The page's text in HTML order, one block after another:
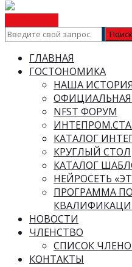
ГЛАВНАЯ
ГОСТОНОМИКА
НАША ИСТОРИЯ
NFST ФОРУМ
КАТАЛОГ
КРУГЛЫЙ СТОЛ
КАТАЛОГ
НЕЙРОСЕТЬ
ПРОГРАММА
НОВОСТИ
ЧЛЕНСТВО
СПИСОК
КОНТАКТЫ